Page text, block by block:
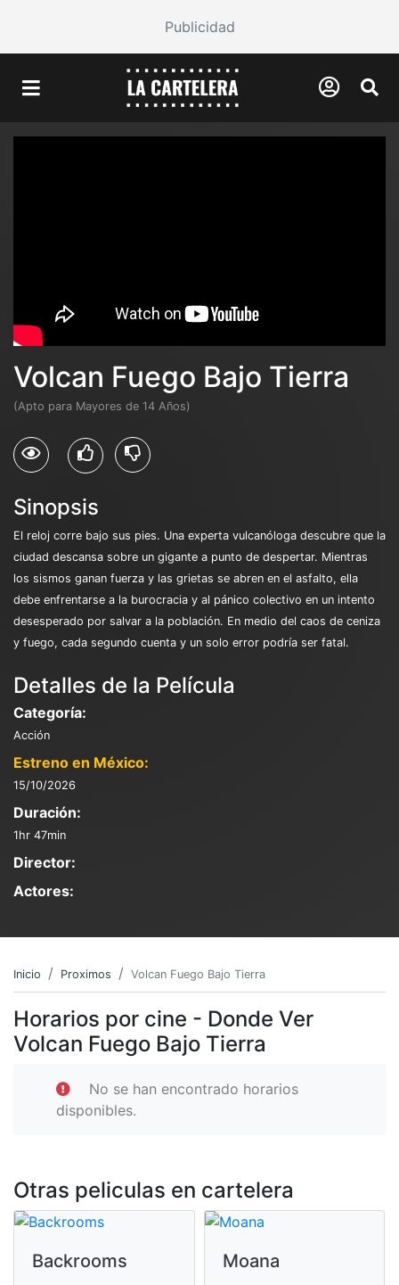
Publicidad
Volcan Fuego Bajo Tierra
(Apto para Mayores de 14 Años)
Sinopsis
El reloj corre bajo sus pies. Una experta vulcanóloga descubre que la
ciudad descansa sobre un gigante a punto de despertar. Mientras
los sismos ganan fuerza y las grietas se abren en el asfalto, ella
debe enfrentarse a la burocracia y al pánico colectivo en un intento
desesperado por salvar a la población. En medio del caos de ceniza
y fuego, cada segundo cuenta y un solo error podría ser fatal.
Detalles de la Película
Categoría:
Acción
Estreno en México:
15/10/2026
Duración:
1hr 47min
Director:
Actores:
Inicio Proximos Volcan Fuego Bajo Tierra
Horarios por cine - Donde Ver
Volcan Fuego Bajo Tierra
No se han encontrado horarios
disponibles.
Otras peliculas en cartelera
Backrooms Moana